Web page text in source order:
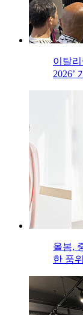
이탈
2026’
올봄,
한 품